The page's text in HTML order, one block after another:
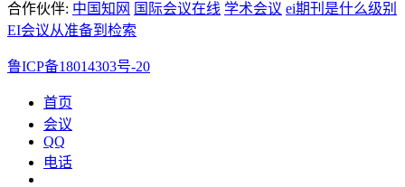
合作伙伴: 中国知网 国际会议在线 学术会议 ei期刊是什么级别
EI会议从准备到检索
鲁ICP备18014303号-20
首页
会议
QQ
电话